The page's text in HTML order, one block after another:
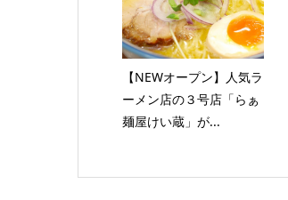
【NEWオープン】人気ラ
ーメン店の３号店「らぁ
麺屋けい蔵」が...